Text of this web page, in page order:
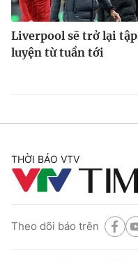
Liverpool sẽ trở lại tập
luyện từ tuần tới
THỜI BÁO VTV
Theo dõi báo trên